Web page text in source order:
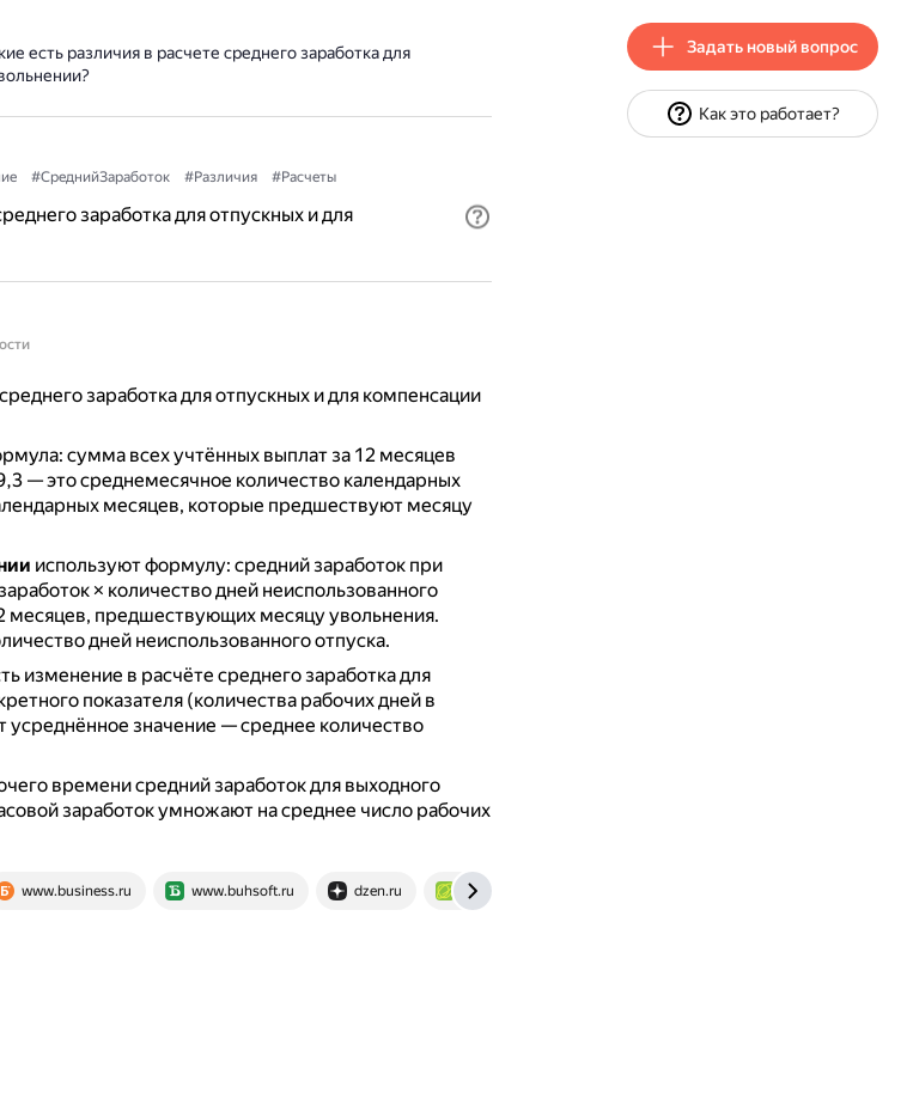
есть различия в расчете среднего заработка для
#СреднийЗаработок #Различия #Расчеты
заработка для отпускных и для
заработка для отпускных и для компенсации
сумма всех учтённых выплат за 12 месяцев
— это среднемесячное количество календарных
месяцев, которые предшествуют месяцу
используют формулу: средний заработок при
× количество дней неиспользованного
месяцев, предшествующих месяцу увольнения.
дней неиспользованного отпуска.
изменение в расчёте среднего заработка для
показателя (количества рабочих дней в
усреднённое значение — среднее количество
времени средний заработок для выходного
заработок умножают на среднее число рабочих
www.business.ru www.buhsoft.ru dzen.ru xn--h1alcedd.xn--d1aqf.xn--p1ai
Задать новый вопрос
Как это работает?